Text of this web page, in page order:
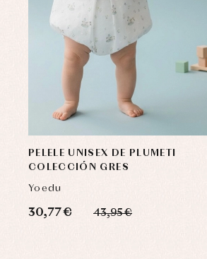
PELELE UNISEX DE PLUMETI
COLECCIÓN GRES
Yoedu
30,77 € 43,95 €